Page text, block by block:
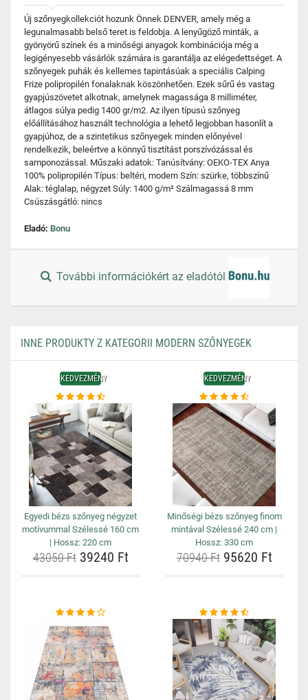
Új szőnyegkollekciót hozunk Önnek DENVER, amely még a
legunalmasabb belső teret is feldobja. A lenyűgöző minták, a
gyönyörű színek és a minőségi anyagok kombinációja még a
legigényesebb vásárlók számára is garantálja az elégedettséget. A
szőnyegek puhák és kellemes tapintásúak a speciális Calping
Frize polipropilén fonalaknak köszönhetően. Ezek sűrű és vastag
gyapjúszövetet alkotnak, amelynek magassága 8 milliméter,
átlagos súlya pedig 1400 gr/m2. Az ilyen típusú szőnyeg
előállításához használt technológia a lehető legjobban hasonlít a
gyapjúhoz, de a szintetikus szőnyegek minden előnyével
rendelkezik, beleértve a könnyű tisztítást porszívózással és
samponozással. Műszaki adatok: Tanúsítvány: OEKO-TEX Anya
100% polipropilén Típus: beltéri, modern Szín: szürke, többszínű
Alak: téglalap, négyzet Súly: 1400 g/m² Szálmagassá 8 mm
Csúszásgátló: nincs
Eladó: Bonu
További információkért az eladótól
INNE PRODUKTY Z KATEGORII MODERN SZŐNYEGEK
KEDVEZMÉNY
Egyedi bézs szőnyeg négyzet
motívummal Szélessé 160 cm
| Hossz: 220 cm
43050 Ft39240 Ft
KEDVEZMÉNY
Minőségi bézs szőnyeg finom
mintával Szélessé 240 cm |
Hossz: 330 cm
70940 Ft95620 Ft